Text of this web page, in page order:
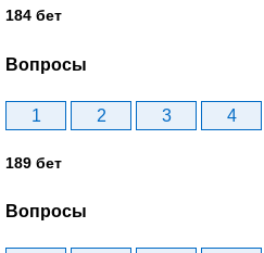
184 бет
Вопросы
1 2 3 4
189 бет
Вопросы